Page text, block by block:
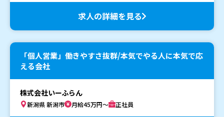
求人の詳細を見る
「個人営業」働きやすさ抜群/本気でやる人に本気で応
える会社
株式会社いーふらん
新潟県 新潟市 月給45万円～ 正社員